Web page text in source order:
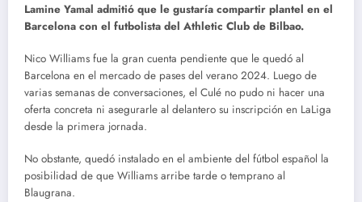
Lamine Yamal admitió que le gustaría compartir plantel en el
Barcelona con el futbolista del Athletic Club de Bilbao.
Nico Williams fue la gran cuenta pendiente que le quedó al
Barcelona en el mercado de pases del verano 2024. Luego de
varias semanas de conversaciones, el Culé no pudo ni hacer una
oferta concreta ni asegurarle al delantero su inscripción en LaLiga
desde la primera jornada.
No obstante, quedó instalado en el ambiente del fútbol español la
posibilidad de que Williams arribe tarde o temprano al
Blaugrana.